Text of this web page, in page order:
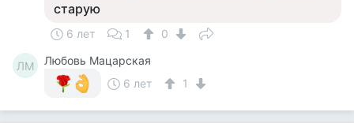
старую
6 лет 1 0
ЛМ
Любовь Мацарская
6 лет
1